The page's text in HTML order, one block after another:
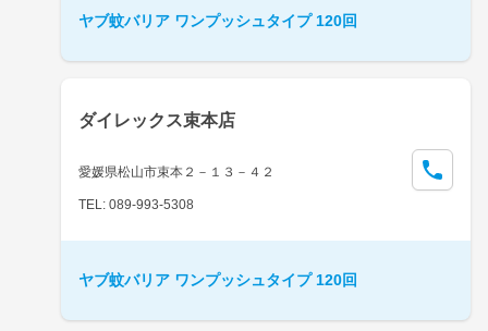
ヤブ蚊バリア ワンプッシュタイプ 120回
ダイレックス束本店
愛媛県松山市束本２－１３－４２
TEL: 089-993-5308
ヤブ蚊バリア ワンプッシュタイプ 120回